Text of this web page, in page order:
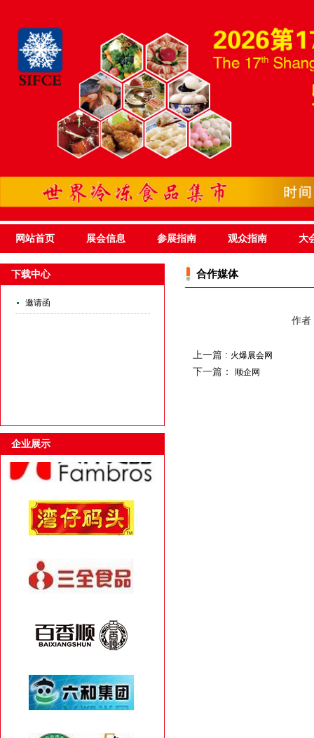
网站首页 展会信息 参展指南 观众指南 大
下载中心
邀请函
企业展示
合作媒体
作者
上一篇 : 火爆展会网
下一篇： 顺企网